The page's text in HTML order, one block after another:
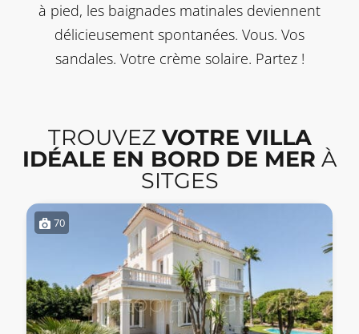
à pied, les baignades matinales deviennent
délicieusement spontanées. Vous. Vos
sandales. Votre crème solaire. Partez !
TROUVEZ VOTRE VILLA
IDÉALE EN BORD DE MER À
SITGES
70